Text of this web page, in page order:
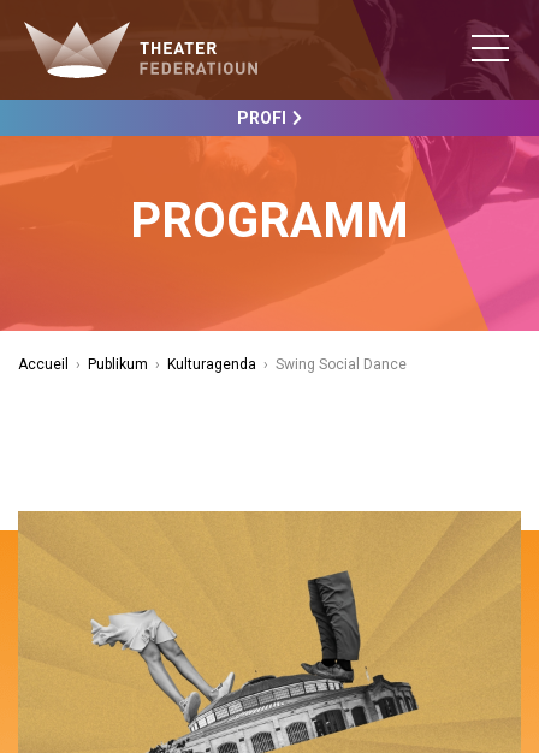
PROFI
PROGRAMM
Accueil › Publikum › Kulturagenda › Swing Social Dance